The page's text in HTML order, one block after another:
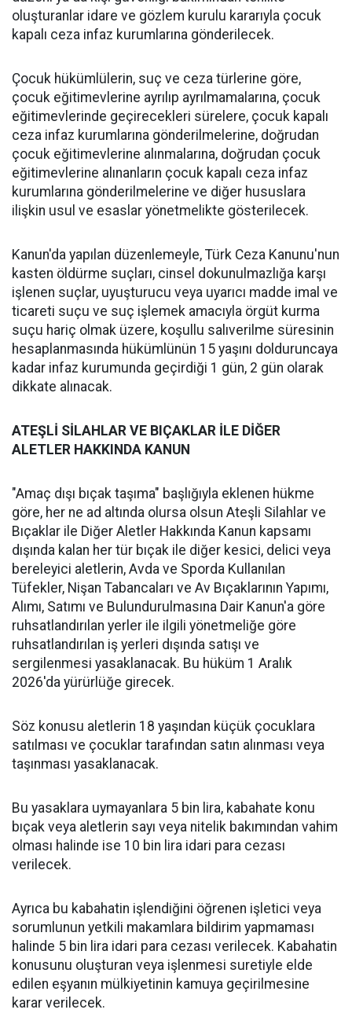
oluşturanlar idare ve gözlem kurulu kararıyla çocuk
kapalı ceza infaz kurumlarına gönderilecek.
Çocuk hükümlülerin, suç ve ceza türlerine göre,
çocuk eğitimevlerine ayrılıp ayrılmamalarına, çocuk
eğitimevlerinde geçirecekleri sürelere, çocuk kapalı
ceza infaz kurumlarına gönderilmelerine, doğrudan
çocuk eğitimevlerine alınmalarına, doğrudan çocuk
eğitimevlerine alınanların çocuk kapalı ceza infaz
kurumlarına gönderilmelerine ve diğer hususlara
ilişkin usul ve esaslar yönetmelikte gösterilecek.
Kanun'da yapılan düzenlemeyle, Türk Ceza Kanunu'nun
kasten öldürme suçları, cinsel dokunulmazlığa karşı
işlenen suçlar, uyuşturucu veya uyarıcı madde imal ve
ticareti suçu ve suç işlemek amacıyla örgüt kurma
suçu hariç olmak üzere, koşullu salıverilme süresinin
hesaplanmasında hükümlünün 15 yaşını dolduruncaya
kadar infaz kurumunda geçirdiği 1 gün, 2 gün olarak
dikkate alınacak.
ATEŞLİ SİLAHLAR VE BIÇAKLAR İLE DİĞER
ALETLER HAKKINDA KANUN
"Amaç dışı bıçak taşıma" başlığıyla eklenen hükme
göre, her ne ad altında olursa olsun Ateşli Silahlar ve
Bıçaklar ile Diğer Aletler Hakkında Kanun kapsamı
dışında kalan her tür bıçak ile diğer kesici, delici veya
bereleyici aletlerin, Avda ve Sporda Kullanılan
Tüfekler, Nişan Tabancaları ve Av Bıçaklarının Yapımı,
Alımı, Satımı ve Bulundurulmasına Dair Kanun'a göre
ruhsatlandırılan yerler ile ilgili yönetmeliğe göre
ruhsatlandırılan iş yerleri dışında satışı ve
sergilenmesi yasaklanacak. Bu hüküm 1 Aralık
2026'da yürürlüğe girecek.
Söz konusu aletlerin 18 yaşından küçük çocuklara
satılması ve çocuklar tarafından satın alınması veya
taşınması yasaklanacak.
Bu yasaklara uymayanlara 5 bin lira, kabahate konu
bıçak veya aletlerin sayı veya nitelik bakımından vahim
olması halinde ise 10 bin lira idari para cezası
verilecek.
Ayrıca bu kabahatin işlendiğini öğrenen işletici veya
sorumlunun yetkili makamlara bildirim yapmaması
halinde 5 bin lira idari para cezası verilecek. Kabahatin
konusunu oluşturan veya işlenmesi suretiyle elde
edilen eşyanın mülkiyetinin kamuya geçirilmesine
karar verilecek.